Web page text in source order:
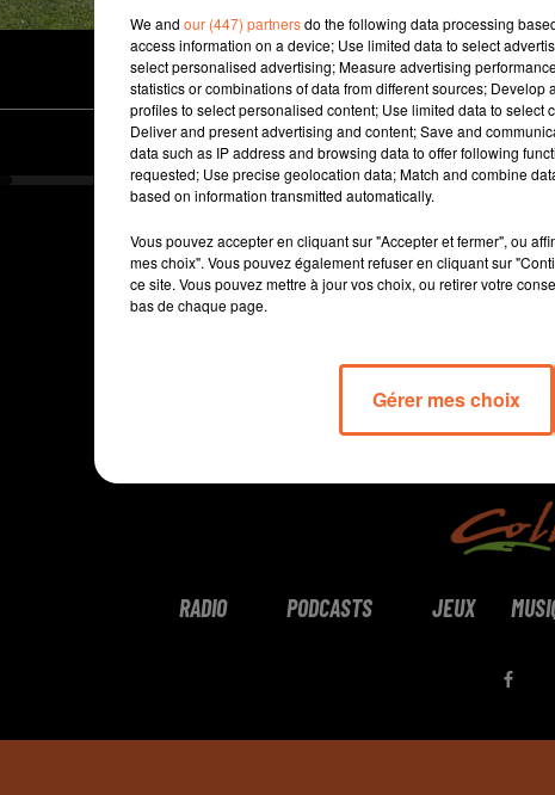
passé à Paris à l'occasion des
La seconde édition de la fête
le 17 mai prochain. Cette année
Durbelière à Saint Aubin de
RADIO PODCASTS JEUX
We and our (447) partnersdo the following data processing
access information on a device; Use limited data to select
select personalised advertising; Measure advertising
statistics or combinations of data from different sources;
profiles to select personalised content; Use limited data to select
Deliver and present advertising and content; Save and
data such as IP address and browsing data to offer following
requested; Use precise geolocation data; Match and combine
based on information transmitted automatically.
Vous pouvez accepter en cliquant sur "Accepter et fermer", ou
mes choix". Vous pouvez également refuser en cliquant sur
ce site. Vous pouvez mettre à jour vos choix, ou retirer votre
bas de chaque page.
Gérer mes choix